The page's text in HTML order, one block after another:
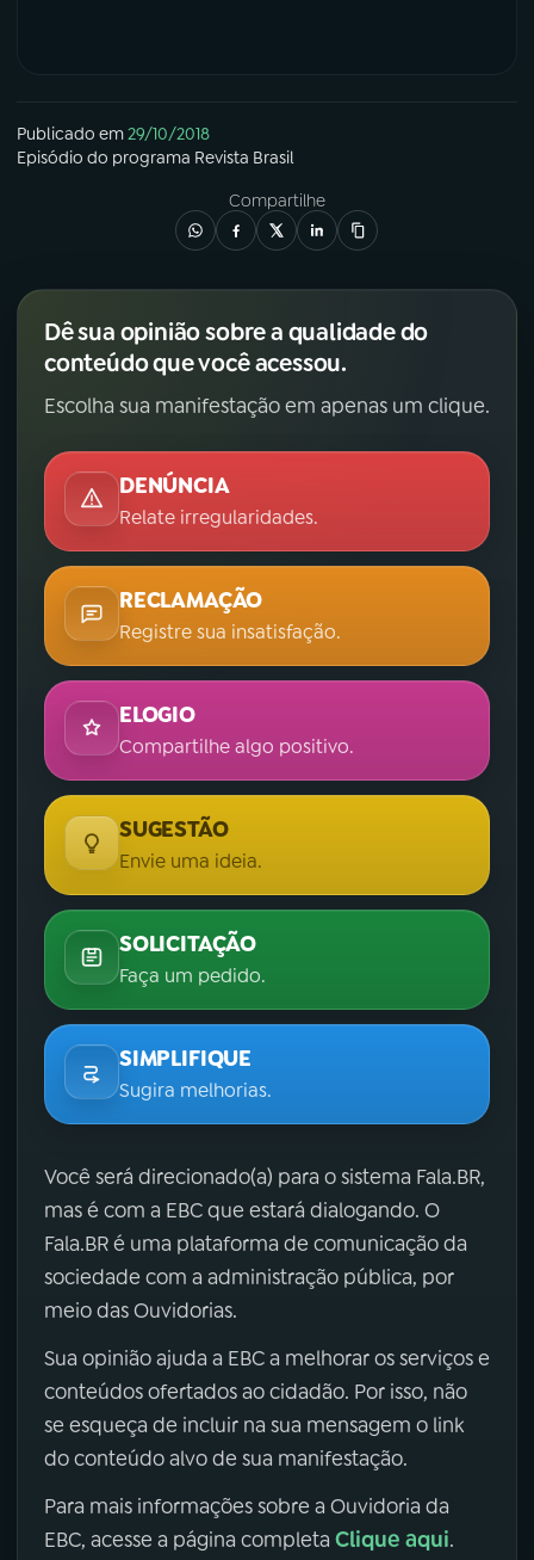
Publicado em29/10/2018
Episódio do programa Revista Brasil
Compartilhe
Dê sua opinião sobre a qualidade do
conteúdo que você acessou.
Escolha sua manifestação em apenas um clique.
DENÚNCIA
Relate irregularidades.
RECLAMAÇÃO
Registre sua insatisfação.
ELOGIO
Compartilhe algo positivo.
SUGESTÃO
Envie uma ideia.
SOLICITAÇÃO
Faça um pedido.
SIMPLIFIQUE
Sugira melhorias.
Você será direcionado(a) para o sistema Fala.BR,
mas é com a EBC que estará dialogando. O
Fala.BR é uma plataforma de comunicação da
sociedade com a administração pública, por
meio das Ouvidorias.
Sua opinião ajuda a EBC a melhorar os serviços e
conteúdos ofertados ao cidadão. Por isso, não
se esqueça de incluir na sua mensagem o link
do conteúdo alvo de sua manifestação.
Para mais informações sobre a Ouvidoria da
EBC, acesse a página completa Clique aqui.